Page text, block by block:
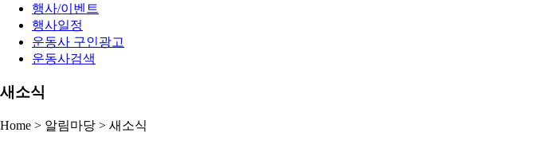
행사/이벤트
행사일정
운동사 구인광고
운동사검색
새소식
Home > 알림마당 > 새소식